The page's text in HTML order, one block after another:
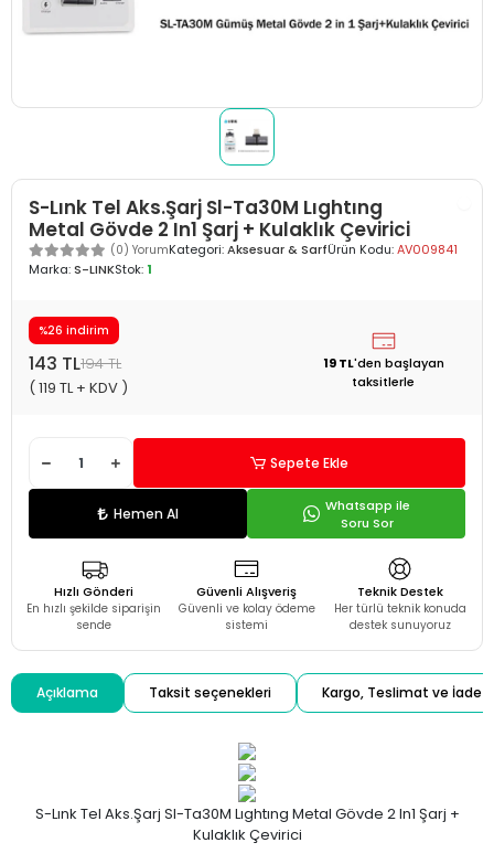
S-Lınk Tel Aks.Şarj Sl-Ta30M Lıghtıng
Metal Gövde 2 In1 Şarj + Kulaklık Çevirici
(0) YorumKategori:Aksesuar & SarfÜrün Kodu:AV009841
Marka:S-LINKStok: 1
%26 indirim
143 TL194 TL
( 119 TL + KDV )
19 TL'den başlayan
taksitlerle
Sepete Ekle
Hemen Al
Whatsapp ile
Soru Sor
Hızlı Gönderi
En hızlı şekilde siparişin
sende
Güvenli Alışveriş
Güvenli ve kolay ödeme
sistemi
Teknik Destek
Her türlü teknik konuda
destek sunuyoruz
Açıklama Taksit seçenekleri Kargo, Teslimat ve İade
S-Lınk Tel Aks.Şarj Sl-Ta30M Lıghtıng Metal Gövde 2 In1 Şarj +
Kulaklık Çevirici